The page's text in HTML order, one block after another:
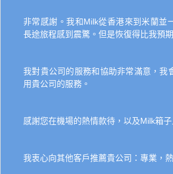
非常感謝。我和Milk從香港來到米蘭並
長途旅程感到震驚。但是恢復得比我預期
我對貴公司的服務和協助非常滿意，我
用貴公司的服務。
感謝您在機場的熱情款待，以及Milk箱子
我衷心向其他客戶推薦貴公司：專業，熱